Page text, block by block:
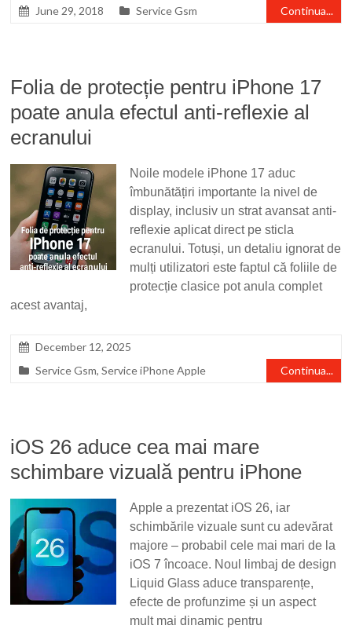
June 29, 2018 Service Gsm Continua...
Folia de protecție pentru iPhone 17
poate anula efectul anti-reflexie al
ecranului
Noile modele iPhone 17 aduc
îmbunătățiri importante la nivel de
display, inclusiv un strat avansat anti-
reflexie aplicat direct pe sticla
ecranului. Totuși, un detaliu ignorat de
mulți utilizatori este faptul că foliile de
protecție clasice pot anula complet
acest avantaj,
December 12, 2025
Service Gsm,Service iPhone Apple Continua...
iOS 26 aduce cea mai mare
schimbare vizuală pentru iPhone
Apple a prezentat iOS 26, iar
schimbările vizuale sunt cu adevărat
majore – probabil cele mai mari de la
iOS 7 încoace. Noul limbaj de design
Liquid Glass aduce transparențe,
efecte de profunzime și un aspect
mult mai dinamic pentru